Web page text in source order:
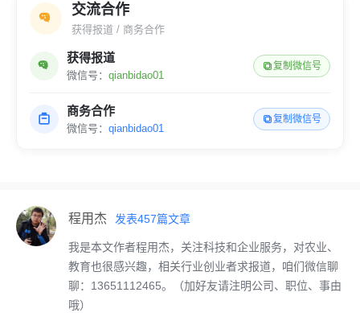
交流合作
获得报道 / 商务合作
获得报道
微信号： qianbidao01
复制微信号
商务合作
微信号： qianbidao01
复制微信号
程用杰 发表457篇文章
我是本文作者程用杰，关注科技和企业服务，对农业、
教育也很感兴趣，相关行业创业者求报道，咱们微信聊
聊：13651112465。（加好友请注明公司、职位、事由
哦）